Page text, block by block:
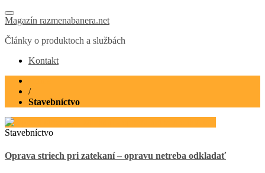
Magazín razmenabanera.net
Články o produktoch a službách
Kontakt
/
Stavebníctvo
Stavebníctvo
Oprava striech pri zatekaní – opravu netreba odkladať